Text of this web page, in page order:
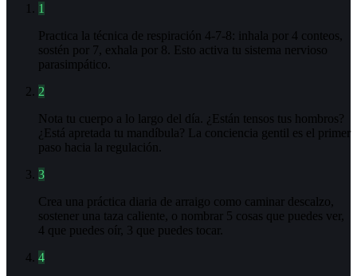
1
Practica la técnica de respiración 4-7-8: inhala por 4 conteos,
sostén por 7, exhala por 8. Esto activa tu sistema nervioso
parasimpático.
2
Nota tu cuerpo a lo largo del día. ¿Están tensos tus hombros?
¿Está apretada tu mandíbula? La conciencia gentil es el primer
paso hacia la regulación.
3
Crea una práctica diaria de arraigo como caminar descalzo,
sostener una taza caliente, o nombrar 5 cosas que puedes ver,
4 que puedes oír, 3 que puedes tocar.
4